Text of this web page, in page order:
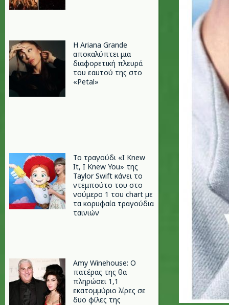
Η Ariana Grande
αποκαλύπτει μια
διαφορετική πλευρά
του εαυτού της στο
«Petal»
Το τραγούδι «I Knew
It, I Knew You» της
Taylor Swift κάνει το
ντεμπούτο του στο
νούμερο 1 του chart με
τα κορυφαία τραγούδια
ταινιών
Amy Winehouse: Ο
πατέρας της θα
πληρώσει 1,1
εκατομμύριο λίρες σε
δυο φίλες της